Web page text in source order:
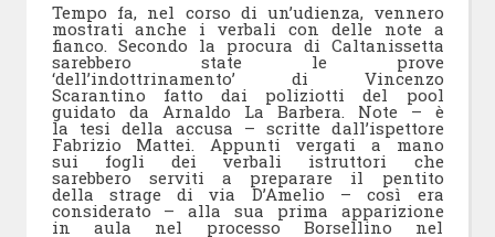
Tempo fa, nel corso di un’udienza, vennero
mostrati anche i verbali con delle note a
fianco. Secondo la procura di Caltanissetta
sarebbero state le prove
‘dell’indottrinamento’ di Vincenzo
Scarantino fatto dai poliziotti del pool
guidato da Arnaldo La Barbera. Note – è
la tesi della accusa – scritte dall’ispettore
Fabrizio Mattei. Appunti vergati a mano
sui fogli dei verbali istruttori che
sarebbero serviti a preparare il pentito
della strage di via D’Amelio – così era
considerato – alla sua prima apparizione
in aula nel processo Borsellino nel